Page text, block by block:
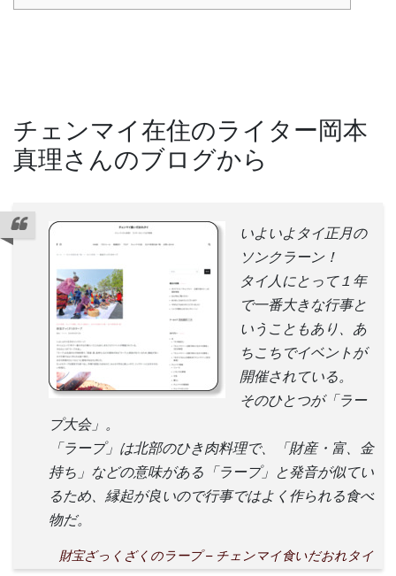
チェンマイ在住のライター岡本
真理さんのブログから
いよいよタイ正月の
ソンクラーン！
タイ人にとって１年
で一番大きな行事と
いうこともあり、あ
ちこちでイベントが
開催されている。
そのひとつが「ラー
プ大会」。
「ラープ」は北部のひき肉料理で、「財産・富、金
持ち」などの意味がある「ラープ」と発音が似てい
るため、縁起が良いので行事ではよく作られる食べ
物だ。
財宝ざっくざくのラープ – チェンマイ食いだおれタイ